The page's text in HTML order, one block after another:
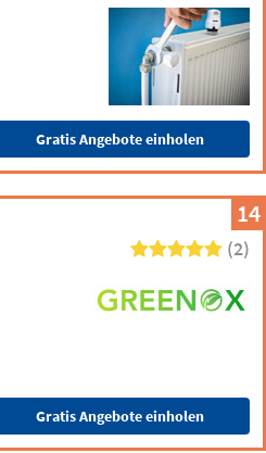
Gratis Angebote einholen
14
(2)
Gratis Angebote einholen